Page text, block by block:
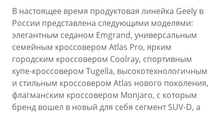
В настоящее время продуктовая линейка Geely в
России представлена следующими моделями:
элегантным седаном Emgrand, универсальным
семейным кроссовером Atlas Pro, ярким
городским кроссовером Coolray, спортивным
купе-кроссовером Tugella, высокотехнологичным
и стильным кроссовером Atlas нового поколения,
флагманским кроссовером Monjaro, с которым
бренд вошел в новый для себя сегмент SUV-D, а